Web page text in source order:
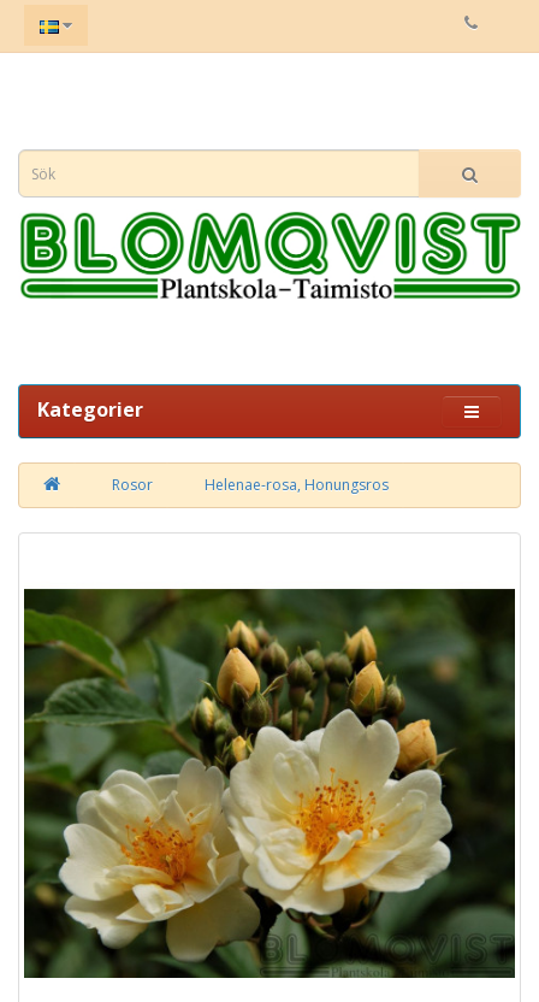
Kategorier
Rosor Helenae-rosa, Honungsros